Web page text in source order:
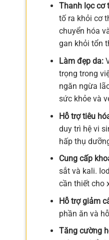
Thanh lọc cơ
tố ra khỏi cơ
chuyển hóa
gan khỏi tổn
Làm đẹp da:
trọng trong
ngăn ngừa
sức khỏe và
Hỗ trợ tiêu
duy trì hệ vi
hấp thụ
Cung cấp
sắt và kali.
cần thiết cho
Hỗ trợ giảm
phần ăn và
Tăng cường